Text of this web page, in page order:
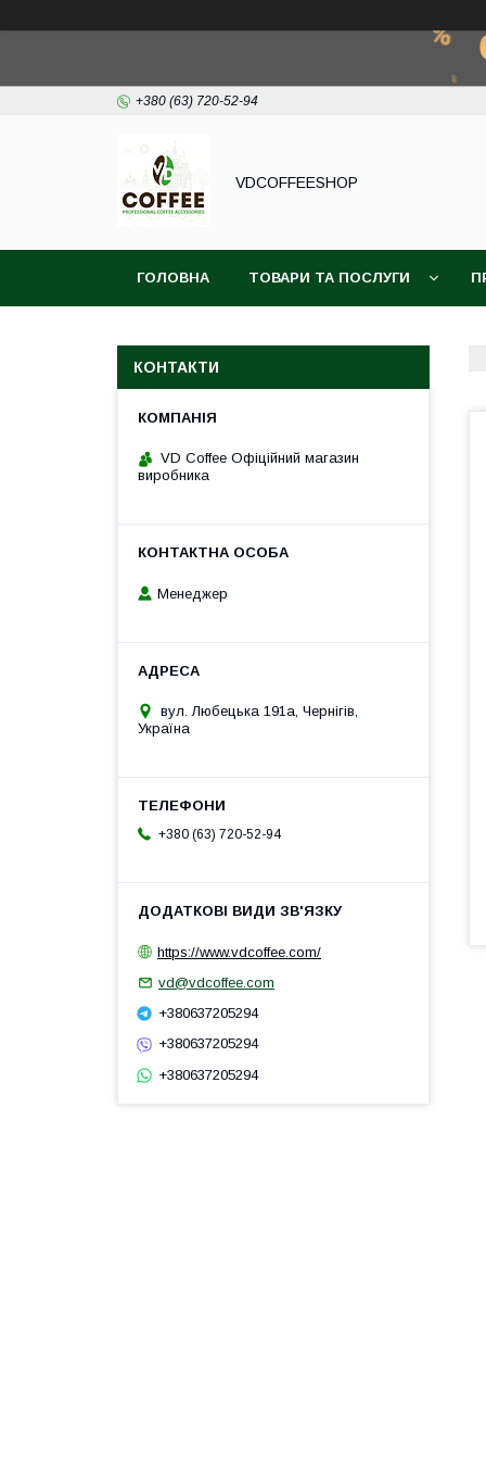
+380 (63) 720-52-94
VDCOFFEESHOP
ГОЛОВНА ТОВАРИ ТА ПОСЛУГИ
КОНТАКТИ
VD Coffee Офіційний магазин
виробника
Менеджер
вул. Любецька 191а, Чернігів,
Україна
+380 (63) 720-52-94
https://www.vdcoffee.com/
vd@vdcoffee.com
+380637205294
+380637205294
+380637205294